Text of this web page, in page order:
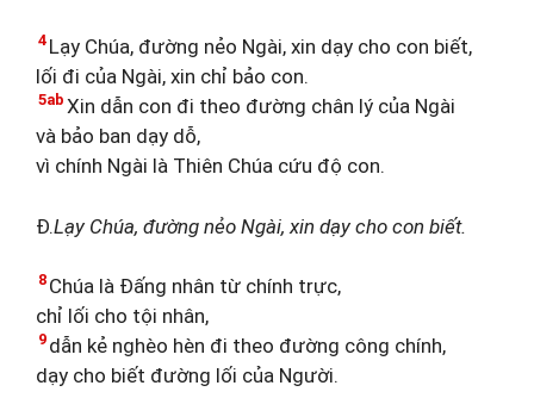
4 Lạy Chúa, đường nẻo Ngài, xin dạy cho con biết,
lối đi của Ngài, xin chỉ bảo con.
5ab Xin dẫn con đi theo đường chân lý của Ngài
và bảo ban dạy dỗ,
vì chính Ngài là Thiên Chúa cứu độ con.
Đ.Lạy Chúa, đường nẻo Ngài, xin dạy cho con biết.
8 Chúa là Đấng nhân từ chính trực,
chỉ lối cho tội nhân,
9 dẫn kẻ nghèo hèn đi theo đường công chính,
dạy cho biết đường lối của Người.